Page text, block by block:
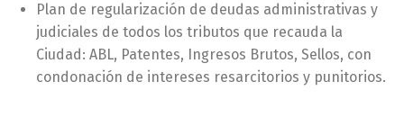
Plan de regularización de deudas administrativas y
judiciales de todos los tributos que recauda la
Ciudad: ABL, Patentes, Ingresos Brutos, Sellos, con
condonación de intereses resarcitorios y punitorios.